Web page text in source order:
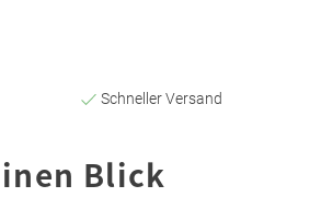
Schneller Versand
Blick